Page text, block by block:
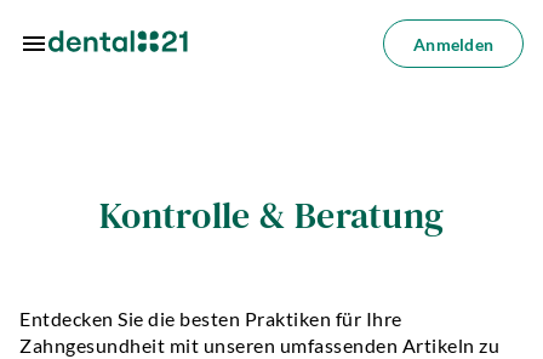
Anmelden
Kontrolle & Beratung
Entdecken Sie die besten Praktiken für Ihre
Zahngesundheit mit unseren umfassenden Artikeln zu